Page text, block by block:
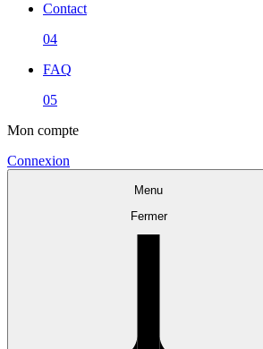
Contact
04
FAQ
05
Mon compte
Connexion
Menu
Fermer